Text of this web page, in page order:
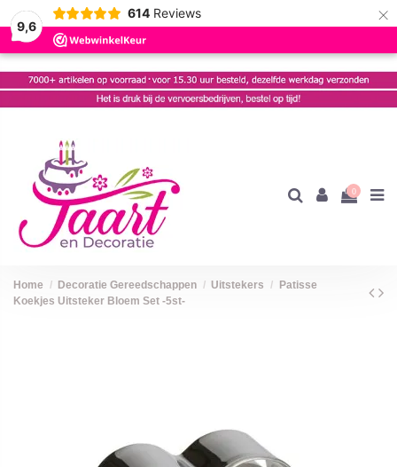
9,6
614 Reviews ×
0
Home Decoratie Gereedschappen Uitstekers
Patisse
Koekjes Uitsteker Bloem Set -5st-